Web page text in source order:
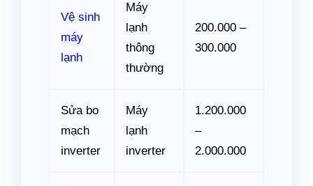
Vệ sinh
máy
lạnh
Máy
lạnh
thông
thường
200.000 –
300.000
Sửa bo
mạch
inverter
Máy
lạnh
inverter
1.200.000
–
2.000.000